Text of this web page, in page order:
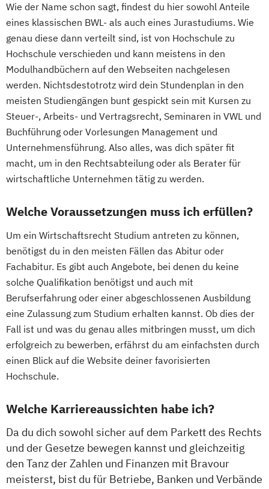
Wie der Name schon sagt, findest du hier sowohl Anteile
eines klassischen BWL- als auch eines Jurastudiums. Wie
genau diese dann verteilt sind, ist von Hochschule zu
Hochschule verschieden und kann meistens in den
Modulhandbüchern auf den Webseiten nachgelesen
werden. Nichtsdestotrotz wird dein Stundenplan in den
meisten Studiengängen bunt gespickt sein mit Kursen zu
Steuer-, Arbeits- und Vertragsrecht, Seminaren in VWL und
Buchführung oder Vorlesungen Management und
Unternehmensführung. Also alles, was dich später fit
macht, um in den Rechtsabteilung oder als Berater für
wirtschaftliche Unternehmen tätig zu werden.
Welche Voraussetzungen muss ich erfüllen?
Um ein Wirtschaftsrecht Studium antreten zu können,
benötigst du in den meisten Fällen das Abitur oder
Fachabitur. Es gibt auch Angebote, bei denen du keine
solche Qualifikation benötigst und auch mit
Berufserfahrung oder einer abgeschlossenen Ausbildung
eine Zulassung zum Studium erhalten kannst. Ob dies der
Fall ist und was du genau alles mitbringen musst, um dich
erfolgreich zu bewerben, erfährst du am einfachsten durch
einen Blick auf die Website deiner favorisierten
Hochschule.
Welche Karriereaussichten habe ich?
Da du dich sowohl sicher auf dem Parkett des Rechts
und der Gesetze bewegen kannst und gleichzeitig
den Tanz der Zahlen und Finanzen mit Bravour
meisterst, bist du für Betriebe, Banken und Verbände